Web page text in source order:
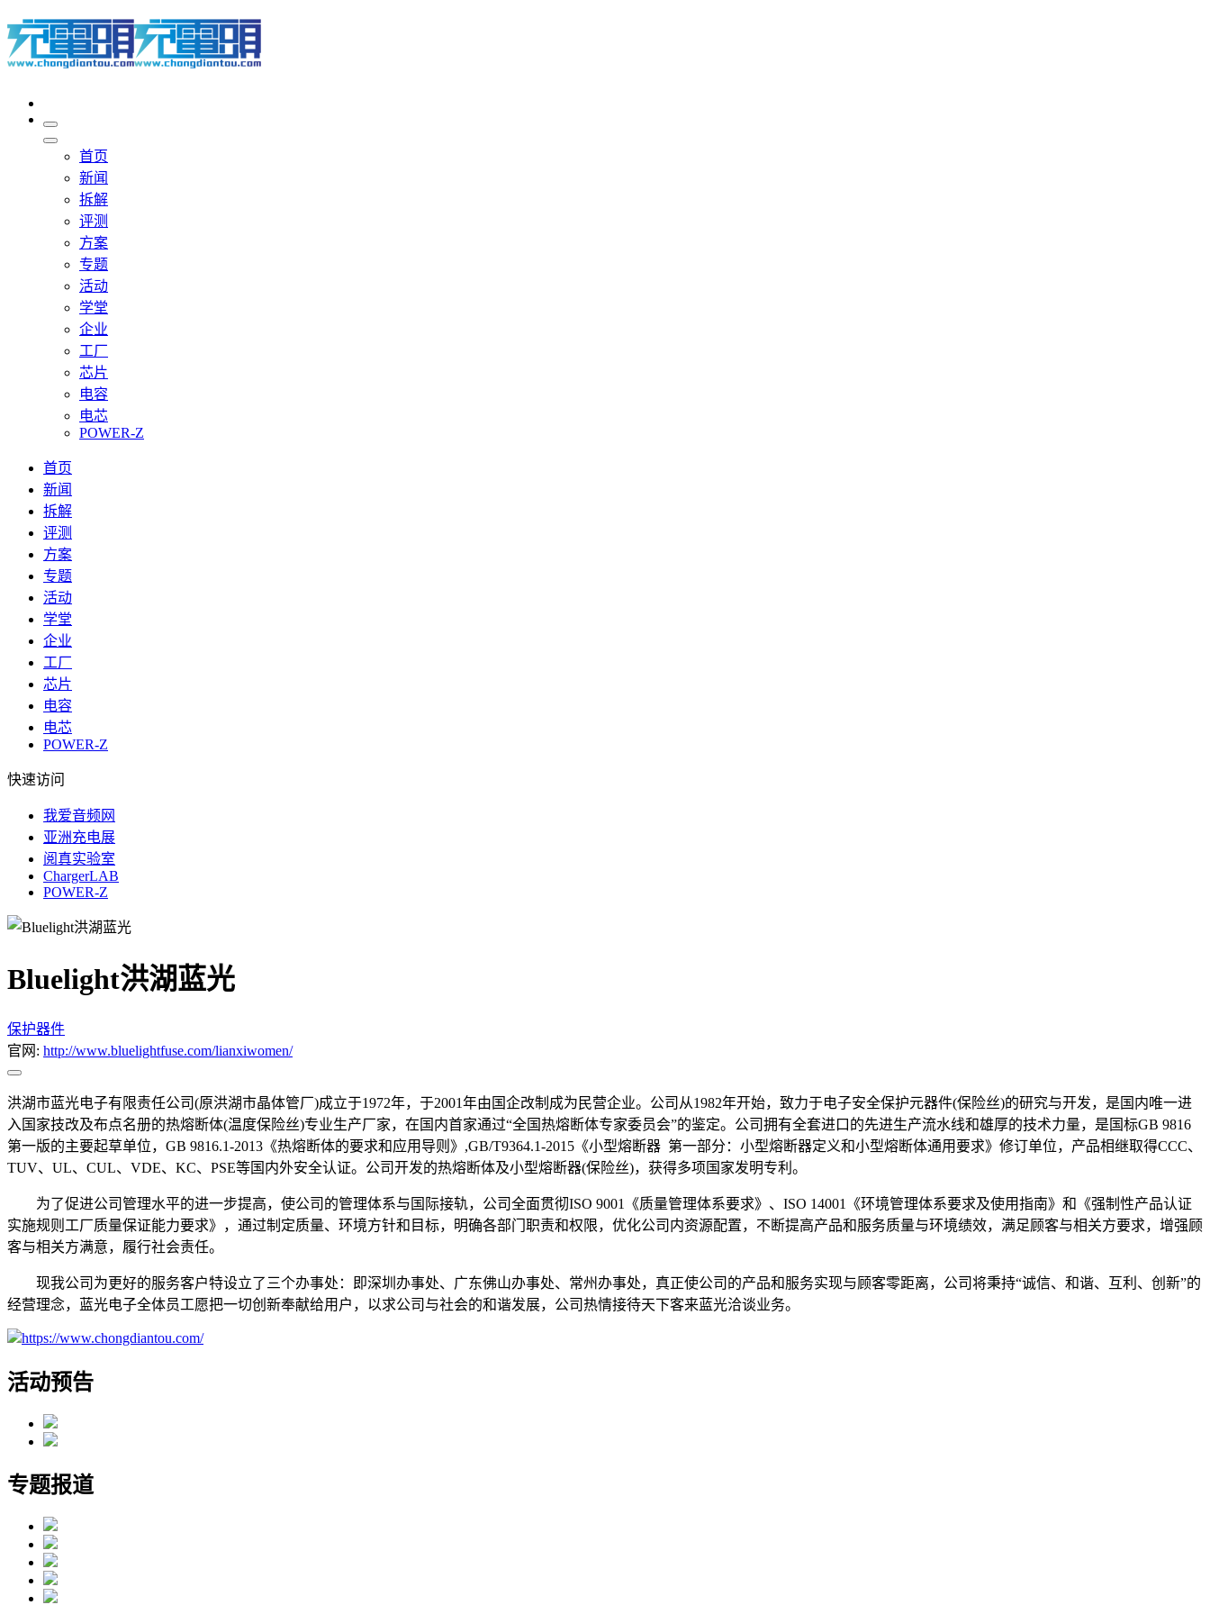
首页
新闻
拆解
评测
方案
专题
活动
学堂
企业
工厂
芯片
电容
电芯
POWER-Z
首页
新闻
拆解
评测
方案
专题
活动
学堂
企业
工厂
芯片
电容
电芯
POWER-Z
快速访问
我爱音频网
亚洲充电展
阅真实验室
ChargerLAB
POWER-Z
Bluelight洪湖蓝光
保护器件
官网: http://www.bluelightfuse.com/lianxiwomen/
洪湖市蓝光电子有限责任公司(原洪湖市晶体管厂)成立于1972年，于2001年由国企改制成为民营企业。公司从1982年开始，致力于电子安全保护元器件(保险丝)的研究与开发，是国内唯一进
入国家技改及布点名册的热熔断体(温度保险丝)专业生产厂家，在国内首家通过“全国热熔断体专家委员会”的鉴定。公司拥有全套进口的先进生产流水线和雄厚的技术力量，是国标GB 9816
第一版的主要起草单位，GB 9816.1-2013《热熔断体的要求和应用导则》,GB/T9364.1-2015《小型熔断器 第一部分：小型熔断器定义和小型熔断体通用要求》修订单位，产品相继取得CCC、
TUV、UL、CUL、VDE、KC、PSE等国内外安全认证。公司开发的热熔断体及小型熔断器(保险丝)，获得多项国家发明专利。
为了促进公司管理水平的进一步提高，使公司的管理体系与国际接轨，公司全面贯彻ISO 9001《质量管理体系要求》、ISO 14001《环境管理体系要求及使用指南》和《强制性产品认证
实施规则工厂质量保证能力要求》，通过制定质量、环境方针和目标，明确各部门职责和权限，优化公司内资源配置，不断提高产品和服务质量与环境绩效，满足顾客与相关方要求，增强顾
客与相关方满意，履行社会责任。
现我公司为更好的服务客户特设立了三个办事处：即深圳办事处、广东佛山办事处、常州办事处，真正使公司的产品和服务实现与顾客零距离，公司将秉持“诚信、和谐、互利、创新”的
经营理念，蓝光电子全体员工愿把一切创新奉献给用户，以求公司与社会的和谐发展，公司热情接待天下客来蓝光洽谈业务。
https://www.chongdiantou.com/
活动预告
专题报道